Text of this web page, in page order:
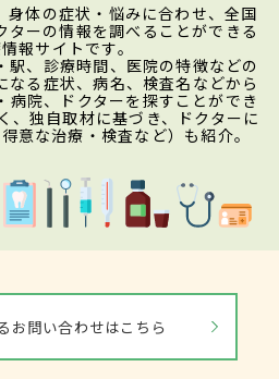
身体の症状・悩みに合わせ、全国
ターの情報を調べることができる
報サイトです。
駅、診療時間、医院の特徴などの
る症状、病名、検査名などから
病院、ドクターを探すことができ
、独自取材に基づき、ドクターに
意な治療・検査など）も紹介。
お問い合わせはこちら